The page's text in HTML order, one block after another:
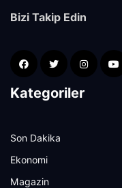
Bizi Takip Edin
Kategoriler
Son Dakika
Ekonomi
Magazin